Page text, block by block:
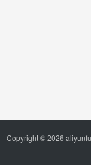
Copyright © 2026